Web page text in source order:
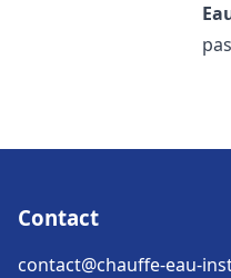
Contact
contact@chauffe-eau-